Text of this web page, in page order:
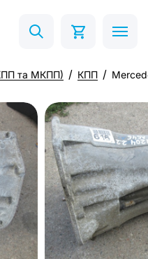
та МКПП) КПП